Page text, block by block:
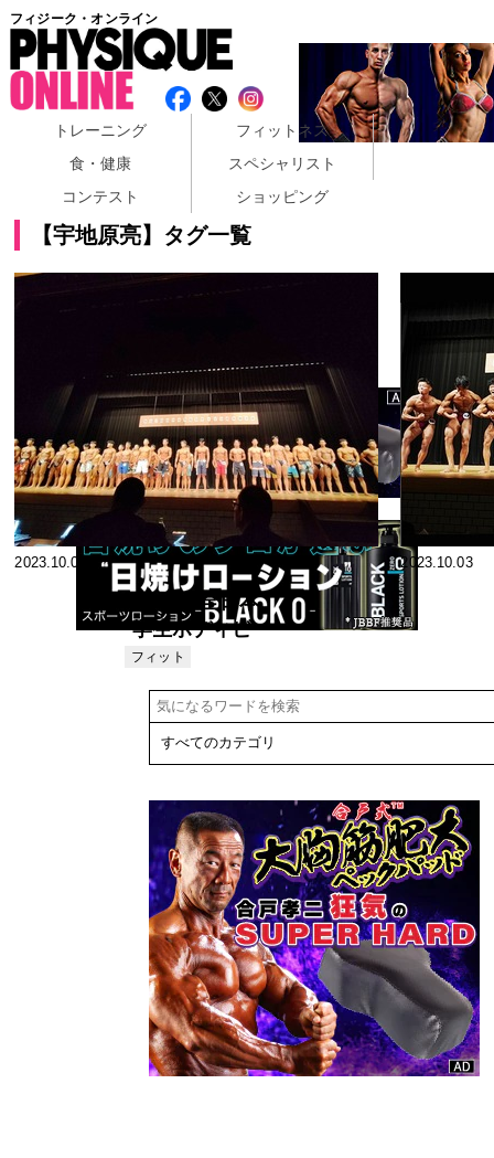
フィジーク・オンライン
トレーニング
フィットネス
食・健康
スペシャリスト
コンテスト
ショッピング
【宇地原亮】タグ一覧
2023.10.07
第57回 全日本
学生ボディビ
ル選手権大会
フィット
2023.10.03